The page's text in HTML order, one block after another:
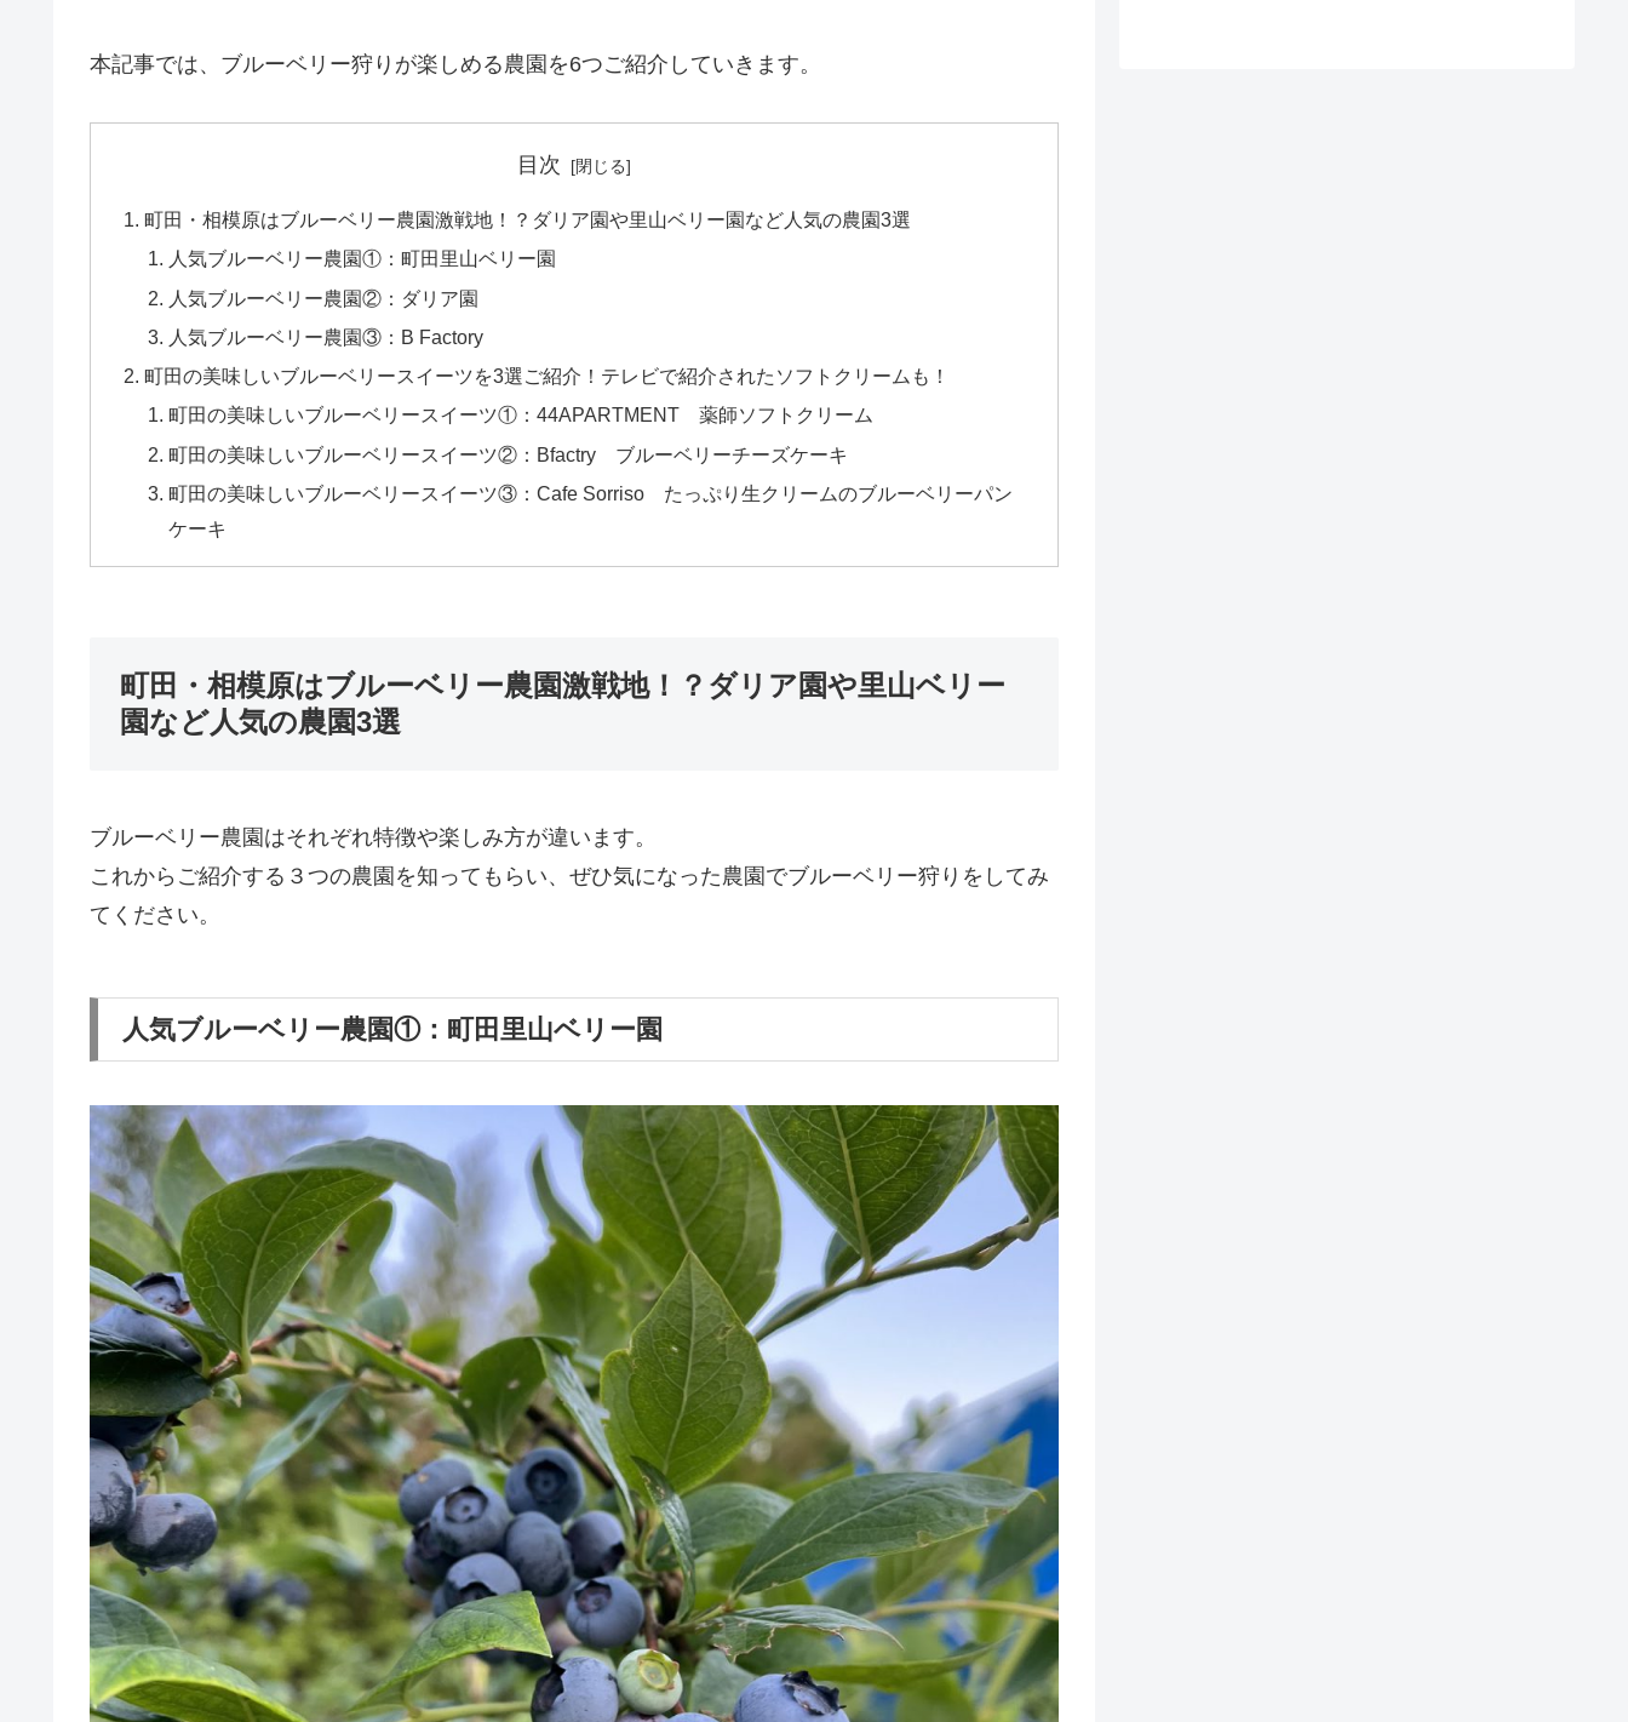
本記事では、ブルーベリー狩りが楽しめる農園を6つご紹介していきます。
目次
町田・相模原はブルーベリー農園激戦地！？ダリア園や里山ベリー園など人気の農園3選
人気ブルーベリー農園①：町田里山ベリー園
人気ブルーベリー農園②：ダリア園
人気ブルーベリー農園③：B Factory
町田の美味しいブルーベリースイーツを3選ご紹介！テレビで紹介されたソフトクリームも！
町田の美味しいブルーベリースイーツ①：44APARTMENT 薬師ソフトクリーム
町田の美味しいブルーベリースイーツ②：Bfactry ブルーベリーチーズケーキ
町田の美味しいブルーベリースイーツ③：Cafe Sorriso たっぷり生クリームのブルーベリーパン
ケーキ
町田・相模原はブルーベリー農園激戦地！？ダリア園や里山ベリー
園など人気の農園3選
ブルーベリー農園はそれぞれ特徴や楽しみ方が違います。
これからご紹介する３つの農園を知ってもらい、ぜひ気になった農園でブルーベリー狩りをしてみ
てください。
人気ブルーベリー農園①：町田里山ベリー園